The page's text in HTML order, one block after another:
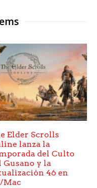
Elder Scrolls
lanza la
del Culto
Gusano y la
46 en
Mac